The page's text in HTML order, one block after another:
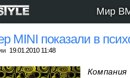
Мир
MINI показали в
19.01.2010 11:48